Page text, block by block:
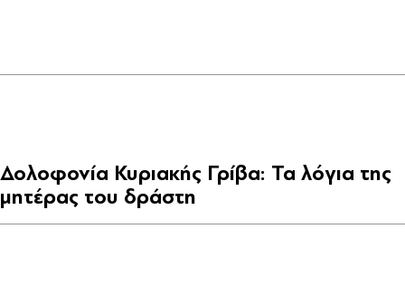
Δολοφονία Κυριακής Γρίβα: Τα λόγια της
μητέρας του δράστη